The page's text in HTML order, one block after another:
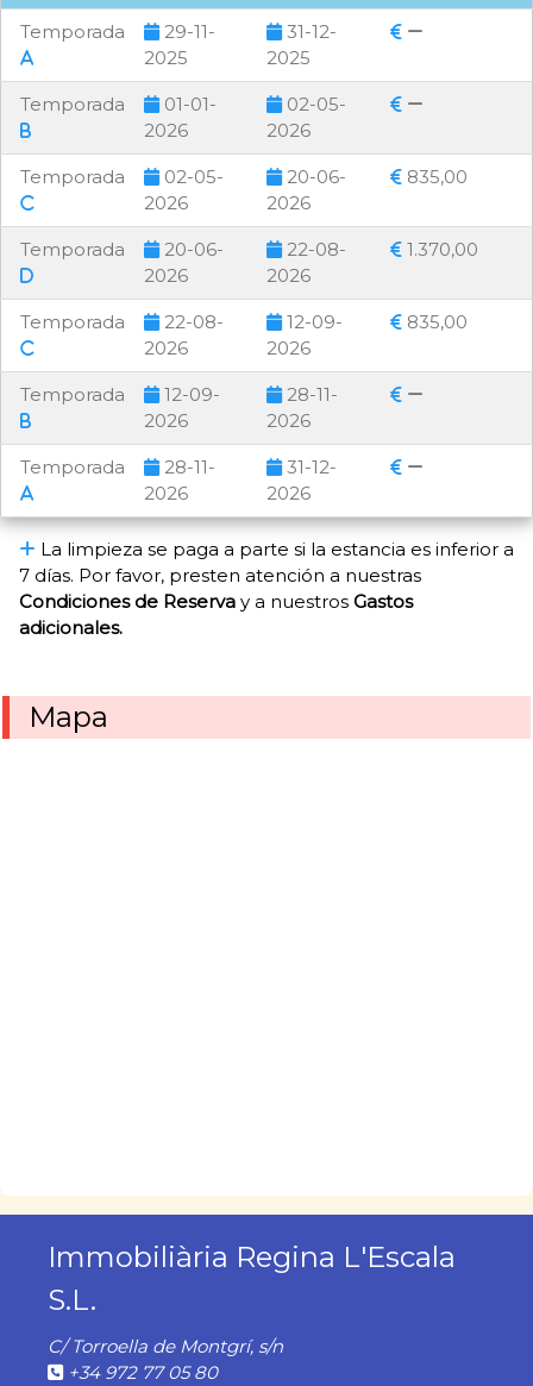
Temporada
29-11-
2025
31-12-
2025
Temporada
01-01-
2026
02-05-
2026
Temporada
02-05-
2026
20-06-
2026
835,00
Temporada
20-06-
2026
22-08-
2026
1.370,00
Temporada
22-08-
2026
12-09-
2026
835,00
Temporada
12-09-
2026
28-11-
2026
Temporada
28-11-
2026
31-12-
2026
La limpieza se paga a parte si la estancia es inferior a
7 días. Por favor, presten atención a nuestras
Condiciones de Reserva y a nuestros Gastos
adicionales.
Mapa
Immobiliària Regina L'Escala
S.L.
C/ Torroella de Montgrí, s/n
+34 972 77 05 80